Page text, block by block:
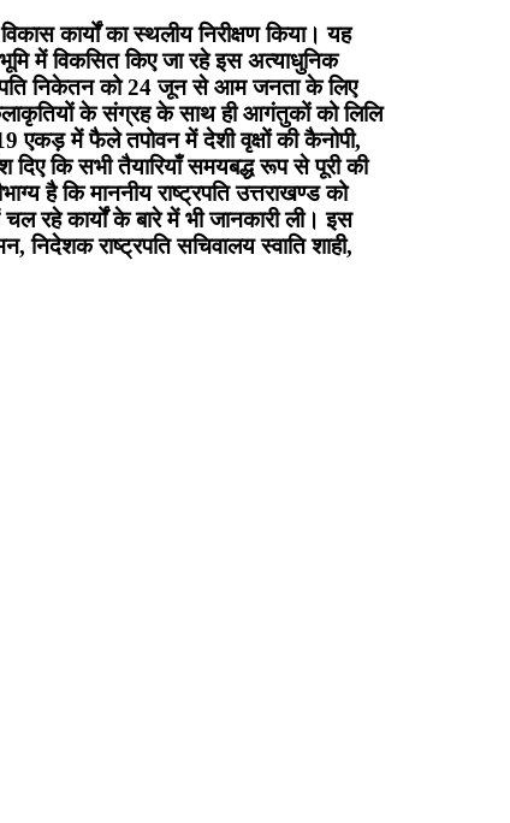
कार्यों का स्थलीय निरीक्षण किया। यह
में विकसित किए जा रहे इस अत्याधुनिक
निकेतन को 24 जून से आम जनता के लिए
के संग्रह के साथ ही आगंतुकों को लिलि
एकड़ में फैले तपोवन में देशी वृक्षों की कैनोपी,
कि सभी तैयारियाँ समयबद्ध रूप से पूरी की
है कि माननीय राष्ट्रपति उत्तराखण्ड को
रहे कार्यों के बारे में भी जानकारी ली। इस
राष्ट्रपति सचिवालय स्वाति शाही,